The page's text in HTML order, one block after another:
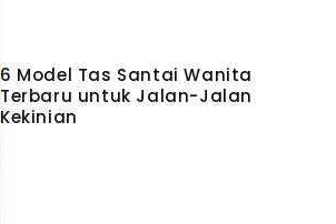
6 Model Tas Santai Wanita
Terbaru untuk Jalan-Jalan
Kekinian